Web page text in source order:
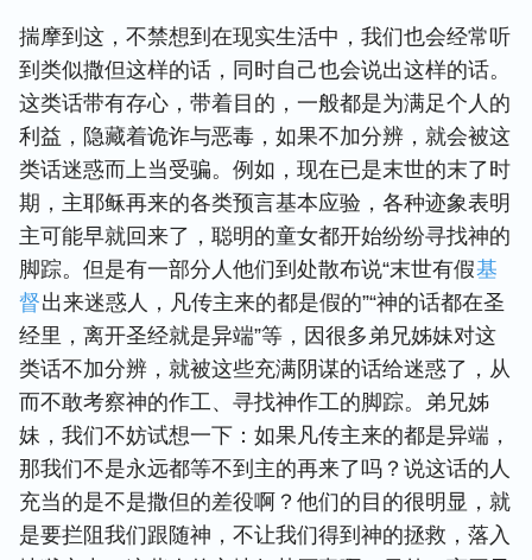
揣摩到这，不禁想到在现实生活中，我们也会经常听
到类似撒但这样的话，同时自己也会说出这样的话。
这类话带有存心，带着目的，一般都是为满足个人的
利益，隐藏着诡诈与恶毒，如果不加分辨，就会被这
类话迷惑而上当受骗。例如，现在已是末世的末了时
期，主耶稣再来的各类预言基本应验，各种迹象表明
主可能早就回来了，聪明的童女都开始纷纷寻找神的
脚踪。但是有一部分人他们到处散布说“末世有假基
督出来迷惑人，凡传主来的都是假的”“神的话都在圣
经里，离开圣经就是异端”等，因很多弟兄姊妹对这
类话不加分辨，就被这些充满阴谋的话给迷惑了，从
而不敢考察神的作工、寻找神作工的脚踪。弟兄姊
妹，我们不妨试想一下：如果凡传主来的都是异端，
那我们不是永远都等不到主的再来了吗？说这话的人
充当的是不是撒但的差役啊？他们的目的很明显，就
是要拦阻我们跟随神，不让我们得到神的拯救，落入